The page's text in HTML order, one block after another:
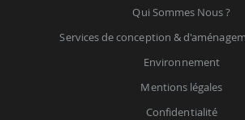
Qui Sommes Nous ?
Services de conception &
Environnement
Mentions légales
Confidentialité